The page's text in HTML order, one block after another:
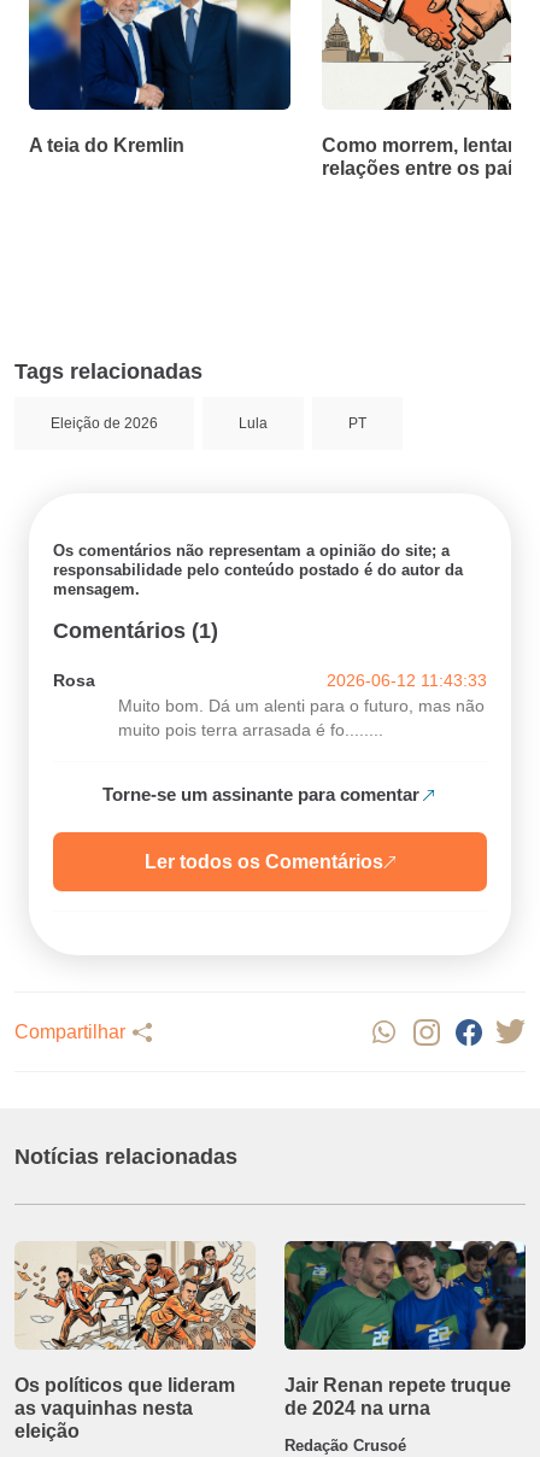
A teia do Kremlin
Como morrem,
relações entre os
Tags relacionadas
Eleição de 2026 Lula PT
Os comentários não representam a opinião do site; a
responsabilidade pelo conteúdo postado é do autor da
mensagem.
Comentários (1)
Rosa
2026-06-12 11:43:33
Muito bom. Dá um alenti para o futuro, mas não
muito pois terra arrasada é fo........
Torne-se um assinante para comentar
Ler todos os Comentários
Compartilhar
Notícias relacionadas
Os políticos que lideram
as vaquinhas nesta
eleição
Jair Renan repete truque
de 2024 na urna
Redação Crusoé